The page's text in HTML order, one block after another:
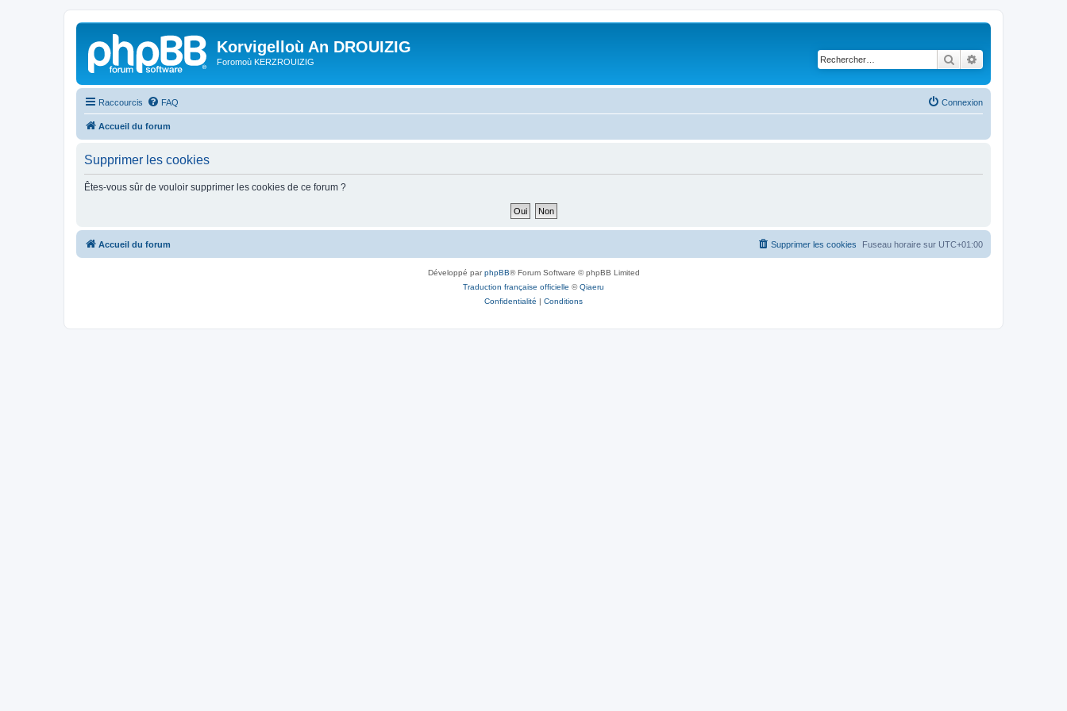
Korvigelloù An DROUIZIG
Foromoù KERZROUIZIG Rechercher
Raccourcis FAQ Connexion
Accueil du forum
Supprimer les cookies
Êtes-vous sûr de vouloir supprimer les cookies de ce forum ?
Accueil du forum Fuseau horaire sur UTC+01:00
Supprimer les cookies
Développé parphpBB® Forum Software © phpBB Limited
Traduction française officielle ©Qiaeru
Confidentialité | Conditions